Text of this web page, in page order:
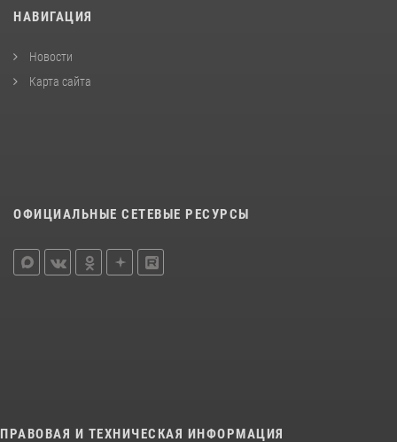
НАВИГАЦИЯ
Новости
Карта сайта
ОФИЦИАЛЬНЫЕ СЕТЕВЫЕ РЕСУРСЫ
ПРАВОВАЯ И ТЕХНИЧЕСКАЯ ИНФОРМАЦИЯ